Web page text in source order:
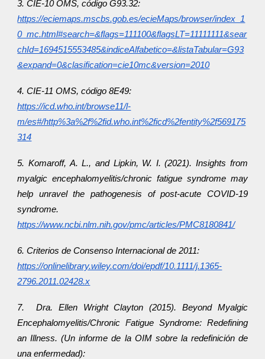
3. CIE-10 OMS, código G93.32:
https://eciemaps.mscbs.gob.es/ecieMaps/browser/index_1
0_mc.html#search=&flags=111100&flagsLT=11111111&sear
chId=1694515553485&indiceAlfabetico=&listaTabular=G93
&expand=0&clasification=cie10mc&version=2010
4. CIE-11 OMS, código 8E49:
https://icd.who.int/browse11/l-
m/es#/http%3a%2f%2fid.who.int%2ficd%2fentity%2f569175
314
5. Komaroff, A. L., and Lipkin, W. I. (2021). Insights from
myalgic encephalomyelitis/chronic fatigue syndrome may
help unravel the pathogenesis of post-acute COVID-19
syndrome.
https://www.ncbi.nlm.nih.gov/pmc/articles/PMC8180841/
6. Criterios de Consenso Internacional de 2011:
https://onlinelibrary.wiley.com/doi/epdf/10.1111/j.1365-
2796.2011.02428.x
7. Dra. Ellen Wright Clayton (2015). Beyond Myalgic
Encephalomyelitis/Chronic Fatigue Syndrome: Redefining
an Illness. (Un informe de la OIM sobre la redefinición de
una enfermedad):